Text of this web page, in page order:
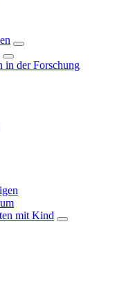
in der Forschung
mit Kind